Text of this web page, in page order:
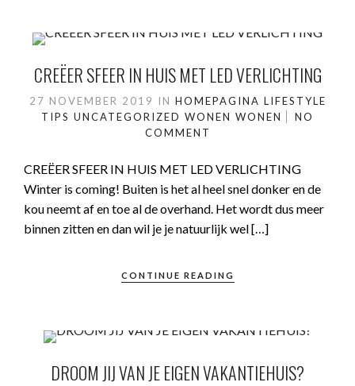
CREËER SFEER IN HUIS MET LED VERLICHTING
27 NOVEMBER 2019 IN HOMEPAGINA LIFESTYLE
TIPS UNCATEGORIZED WONEN WONEN
NO
COMMENT
CREËER SFEER IN HUIS MET LED VERLICHTING
Winter is coming! Buiten is het al heel snel donker en de
kou neemt af en toe al de overhand. Het wordt dus meer
binnen zitten en dan wil je je natuurlijk wel […]
CONTINUE READING
DROOM JIJ VAN JE EIGEN VAKANTIEHUIS?